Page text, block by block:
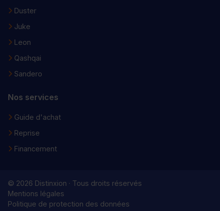
Duster
Juke
Leon
Qashqai
Sandero
Nos services
Guide d'achat
Reprise
Financement
© 2026 Distinxion · Tous droits réservés
Mentions légales
Politique de protection des données